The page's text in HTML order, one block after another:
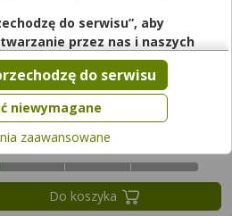
Do koszyka
do serwisu”, aby
przez nas i naszych
w powyższych celach.
jest dobrowolne, a wyrażoną
cofnąć, możesz też wycofać
danych tylko w niektórych
się więcej lub chcesz
szczegółową, to możesz tego
zaawansowanych”.
wykorzystywania narzędzi
niewymagane
do serwisu
zaawansowane